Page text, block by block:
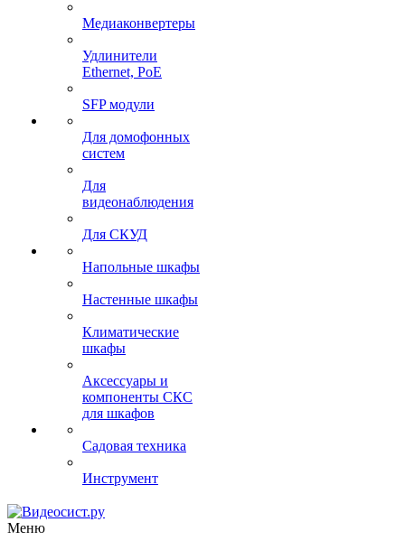
Медиаконвертеры
Удлинители
Ethernet, PoE
SFP модули
Для домофонных
систем
Для
видеонаблюдения
Для СКУД
Напольные шкафы
Настенные шкафы
Климатические
шкафы
Аксессуары и
компоненты СКС
для шкафов
Садовая техника
Инструмент
Меню